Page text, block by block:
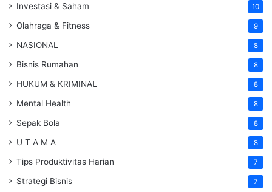
Investasi & Saham 10
Olahraga & Fitness 9
NASIONAL 8
Bisnis Rumahan 8
HUKUM & KRIMINAL 8
Mental Health 8
Sepak Bola 8
U T A M A 8
Tips Produktivitas Harian 7
Strategi Bisnis 7